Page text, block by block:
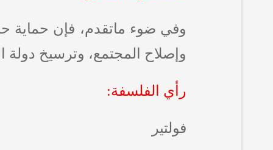
وفي ضوء ماتقدم، فإن حماية
وإصلاح المجتمع، وترسيخ دولة
رأي الفلسفة:
فولتير